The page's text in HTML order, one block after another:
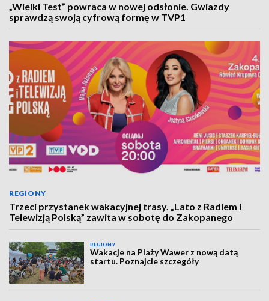
„Wielki Test” powraca w nowej odsłonie. Gwiazdy
sprawdzą swoją cyfrową formę w TVP1
REGIONY
Trzeci przystanek wakacyjnej trasy. „Lato z Radiem i
Telewizją Polską” zawita w sobotę do Zakopanego
REGIONY
Wakacje na Plaży Wawer z nową datą
startu. Poznajcie szczegóły